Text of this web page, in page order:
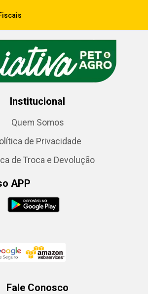
Institucional
Quem Somos
de Privacidade
de Troca e Devolução
APP
Fale Conosco